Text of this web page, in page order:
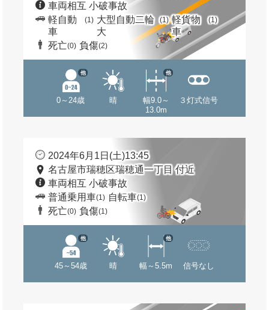
車両相互 小破事故
軽自動
車
(1) 大型自動二輪
大
(1) 軽貨物
車
(1)
死亡(0) 負傷(2)
0～24歳
他
晴
幅9.0～
13.0m
他
３灯式信号
2024年6月1日(土)13:45
名古屋市瑞穂区瑞穂通一丁目 付近
車両相互 小破事故
普通乗用車(1) 自転車(1)
死亡(0) 負傷(1)
45～54歳
他
晴 幅～5.5m
他
信号なし